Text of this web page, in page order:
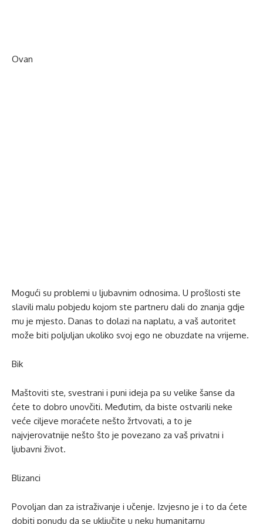
Ovan
Mogući su problemi u ljubavnim odnosima. U prošlosti ste
slavili malu pobjedu kojom ste partneru dali do znanja gdje
mu je mjesto. Danas to dolazi na naplatu, a vaš autoritet
može biti poljuljan ukoliko svoj ego ne obuzdate na vrijeme.
Bik
Maštoviti ste, svestrani i puni ideja pa su velike šanse da
ćete to dobro unovčiti. Međutim, da biste ostvarili neke
veće ciljeve moraćete nešto žrtvovati, a to je
najvjerovatnije nešto što je povezano za vaš privatni i
ljubavni život.
Blizanci
Povoljan dan za istraživanje i učenje. Izvjesno je i to da ćete
dobiti ponudu da se uključite u neku humanitarnu